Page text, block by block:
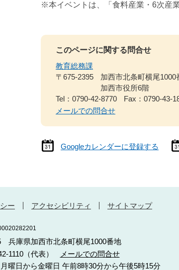
※本イベントは、「食料産業・6次産
このページに関する問合せ
教育総務課
〒675-2395
加西市北条町横尾
加西市役所6階
Tel：0790-42-8770
Fax：0790-43-
メールでの問合せ
Googleカレンダーに登録する
ー アクセシビリティ サイトマップ
兵庫県加西市北条町横尾1000番地
1110（代表）
メールでの問合せ
曜日から金曜日 午前8時30分から午後5時15分